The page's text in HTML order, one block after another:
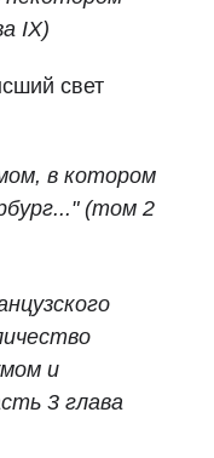
IX)
свет
в котором
(том 2
и
3 глава